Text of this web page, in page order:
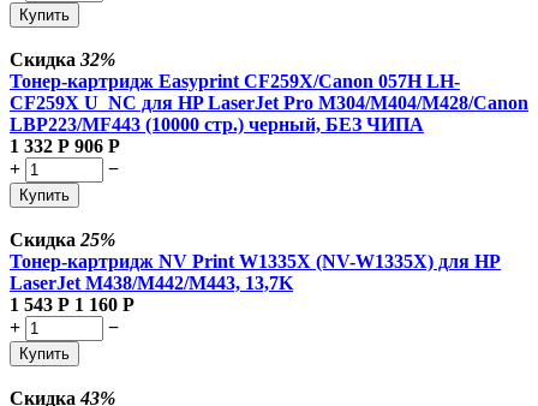
Купить
Скидка 32%
Тонер-картридж Easyprint CF259X/Canon 057H LH-
CF259X U_NC для HP LaserJet Pro M304/M404/M428/Canon
LBP223/MF443 (10000 стр.) черный, БЕЗ ЧИПА
1 332 Р 906 Р
+
−
Купить
Скидка 25%
Тонер-картридж NV Print W1335X (NV-W1335X) для HP
LaserJet M438/M442/M443, 13,7K
1 543 Р 1 160 Р
+
−
Купить
Скидка43%